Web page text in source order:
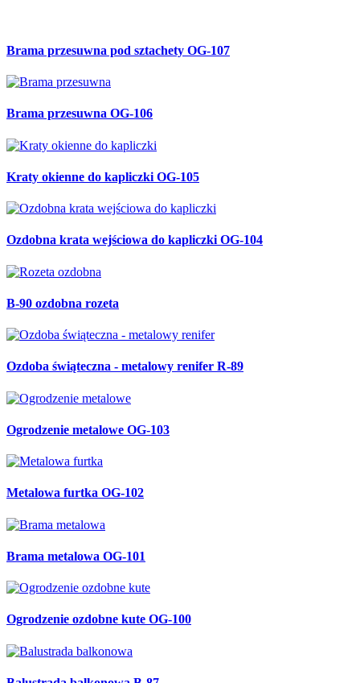
Brama przesuwna pod sztachety OG-107
Brama przesuwna OG-106
Kraty okienne do kapliczki OG-105
Ozdobna krata wejściowa do kapliczki OG-104
B-90 ozdobna rozeta
Ozdoba świąteczna - metalowy renifer R-89
Ogrodzenie metalowe OG-103
Metalowa furtka OG-102
Brama metalowa OG-101
Ogrodzenie ozdobne kute OG-100